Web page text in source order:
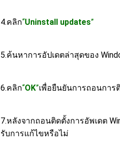
4.คลิก“Uninstall updates”
5.ค้นหาการอัปเดตล่าสุดของ
6.คลิก“OK”เพื่อยืนยันการถอนการ
7.หลังจากถอนติดตั้งการอัพเดต
รับการแก้ไขหรือไม่